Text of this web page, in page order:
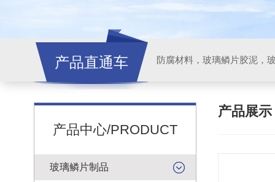
产品直通车
产品中心/PRODUCT
玻璃鳞片制品
产品展示